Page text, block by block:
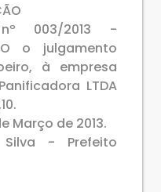
003/2013 -
o julgamento
à empresa
LTDA
Março de 2013.
- Prefeito